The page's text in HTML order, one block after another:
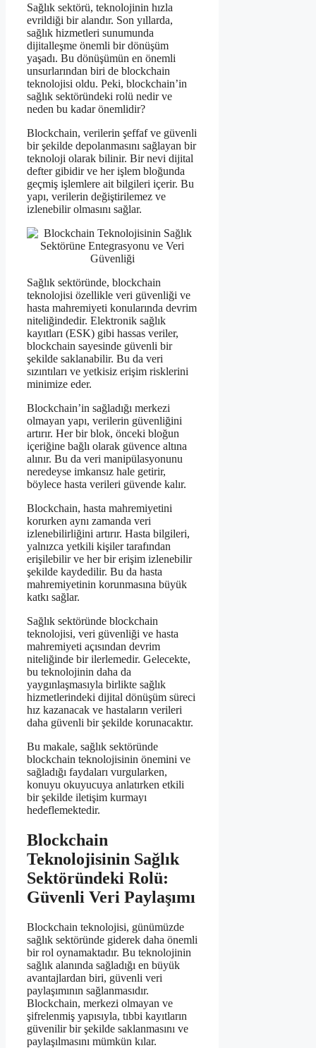
Sağlık sektörü, teknolojinin hızla
evrildiği bir alandır. Son yıllarda,
sağlık hizmetleri sunumunda
dijitalleşme önemli bir dönüşüm
yaşadı. Bu dönüşümün en önemli
unsurlarından biri de blockchain
teknolojisi oldu. Peki, blockchain’in
sağlık sektöründeki rolü nedir ve
neden bu kadar önemlidir?
Blockchain, verilerin şeffaf ve güvenli
bir şekilde depolanmasını sağlayan bir
teknoloji olarak bilinir. Bir nevi dijital
defter gibidir ve her işlem bloğunda
geçmiş işlemlere ait bilgileri içerir. Bu
yapı, verilerin değiştirilemez ve
izlenebilir olmasını sağlar.
Sağlık sektöründe, blockchain
teknolojisi özellikle veri güvenliği ve
hasta mahremiyeti konularında devrim
niteliğindedir. Elektronik sağlık
kayıtları (ESK) gibi hassas veriler,
blockchain sayesinde güvenli bir
şekilde saklanabilir. Bu da veri
sızıntıları ve yetkisiz erişim risklerini
minimize eder.
Blockchain’in sağladığı merkezi
olmayan yapı, verilerin güvenliğini
artırır. Her bir blok, önceki bloğun
içeriğine bağlı olarak güvence altına
alınır. Bu da veri manipülasyonunu
neredeyse imkansız hale getirir,
böylece hasta verileri güvende kalır.
Blockchain, hasta mahremiyetini
korurken aynı zamanda veri
izlenebilirliğini artırır. Hasta bilgileri,
yalnızca yetkili kişiler tarafından
erişilebilir ve her bir erişim izlenebilir
şekilde kaydedilir. Bu da hasta
mahremiyetinin korunmasına büyük
katkı sağlar.
Sağlık sektöründe blockchain
teknolojisi, veri güvenliği ve hasta
mahremiyeti açısından devrim
niteliğinde bir ilerlemedir. Gelecekte,
bu teknolojinin daha da
yaygınlaşmasıyla birlikte sağlık
hizmetlerindeki dijital dönüşüm süreci
hız kazanacak ve hastaların verileri
daha güvenli bir şekilde korunacaktır.
Bu makale, sağlık sektöründe
blockchain teknolojisinin önemini ve
sağladığı faydaları vurgularken,
konuyu okuyucuya anlatırken etkili
bir şekilde iletişim kurmayı
hedeflemektedir.
Blockchain
Teknolojisinin Sağlık
Sektöründeki Rolü:
Güvenli Veri Paylaşımı
Blockchain teknolojisi, günümüzde
sağlık sektöründe giderek daha önemli
bir rol oynamaktadır. Bu teknolojinin
sağlık alanında sağladığı en büyük
avantajlardan biri, güvenli veri
paylaşımının sağlanmasıdır.
Blockchain, merkezi olmayan ve
şifrelenmiş yapısıyla, tıbbi kayıtların
güvenilir bir şekilde saklanmasını ve
paylaşılmasını mümkün kılar.